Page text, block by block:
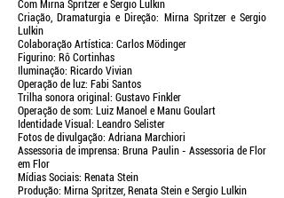
Com Mirna Spritzer e Sergio Lulkin
Criação, Dramaturgia e Direção: Mirna Spritzer e Sergio
Lulkin
Colaboração Artística: Carlos Mödinger
Figurino: Rô Cortinhas
Iluminação: Ricardo Vivian
Operação de luz: Fabi Santos
Trilha sonora original: Gustavo Finkler
Operação de som: Luiz Manoel e Manu Goulart
Identidade Visual: Leandro Selister
Fotos de divulgação: Adriana Marchiori
Assessoria de imprensa: Bruna Paulin - Assessoria de Flor
em Flor
Mídias Sociais: Renata Stein
Produção: Mirna Spritzer, Renata Stein e Sergio Lulkin